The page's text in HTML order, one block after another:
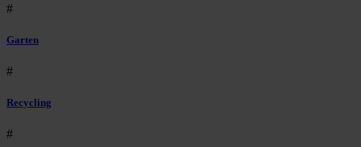
#
Garten
#
Recycling
#